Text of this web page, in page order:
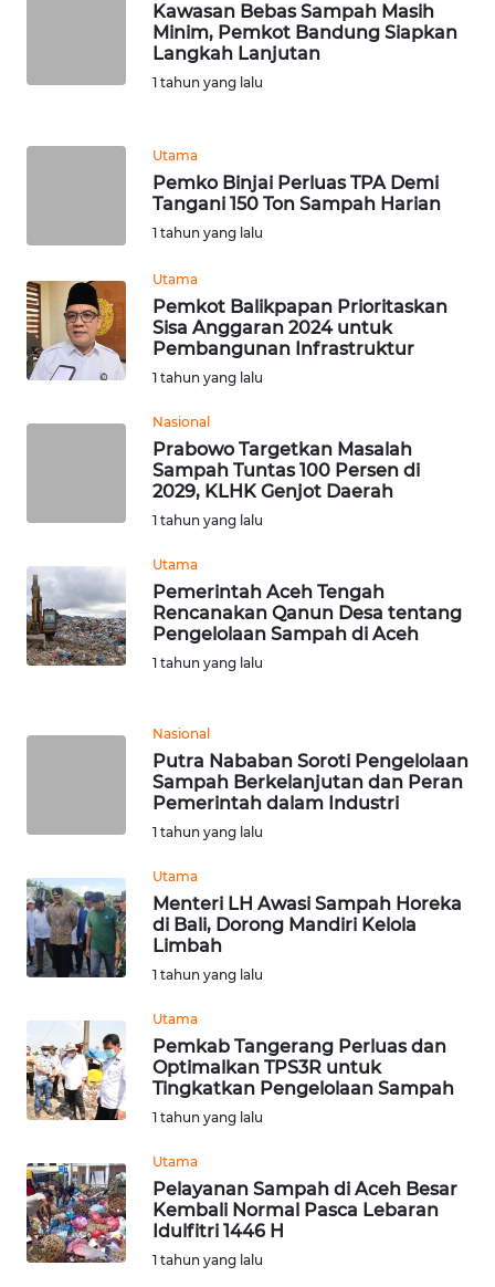
Kawasan Bebas Sampah Masih
Minim, Pemkot Bandung Siapkan
Langkah Lanjutan
1 tahun yang lalu
Utama
Pemko Binjai Perluas TPA Demi
Tangani 150 Ton Sampah Harian
1 tahun yang lalu
Utama
Pemkot Balikpapan Prioritaskan
Sisa Anggaran 2024 untuk
Pembangunan Infrastruktur
1 tahun yang lalu
Nasional
Prabowo Targetkan Masalah
Sampah Tuntas 100 Persen di
2029, KLHK Genjot Daerah
1 tahun yang lalu
Utama
Pemerintah Aceh Tengah
Rencanakan Qanun Desa tentang
Pengelolaan Sampah di Aceh
1 tahun yang lalu
Nasional
Putra Nababan Soroti Pengelolaan
Sampah Berkelanjutan dan Peran
Pemerintah dalam Industri
1 tahun yang lalu
Utama
Menteri LH Awasi Sampah Horeka
di Bali, Dorong Mandiri Kelola
Limbah
1 tahun yang lalu
Utama
Pemkab Tangerang Perluas dan
Optimalkan TPS3R untuk
Tingkatkan Pengelolaan Sampah
1 tahun yang lalu
Utama
Pelayanan Sampah di Aceh Besar
Kembali Normal Pasca Lebaran
Idulfitri 1446 H
1 tahun yang lalu
SULBAR
WN
BABEL
WN
BENGKULU
WN
JOGJA
WN
BALI
WN
KALBAR
WN